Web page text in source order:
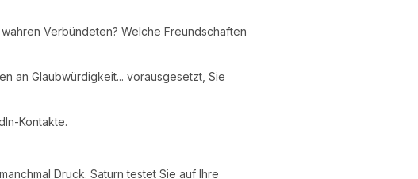
Verbündeten? Welche Freundschaften
an Glaubwürdigkeit... vorausgesetzt, Sie
Kontakte.
Druck. Saturn testet Sie auf Ihre